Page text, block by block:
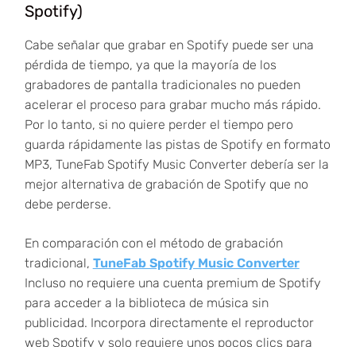
Spotify)
Cabe señalar que grabar en Spotify puede ser una
pérdida de tiempo, ya que la mayoría de los
grabadores de pantalla tradicionales no pueden
acelerar el proceso para grabar mucho más rápido.
Por lo tanto, si no quiere perder el tiempo pero
guarda rápidamente las pistas de Spotify en formato
MP3, TuneFab Spotify Music Converter debería ser la
mejor alternativa de grabación de Spotify que no
debe perderse.
En comparación con el método de grabación
tradicional, TuneFab Spotify Music Converter
Incluso no requiere una cuenta premium de Spotify
para acceder a la biblioteca de música sin
publicidad. Incorpora directamente el reproductor
web Spotify y solo requiere unos pocos clics para